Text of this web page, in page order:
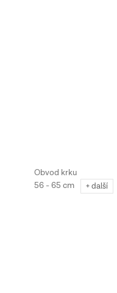
56 - 65 cm + další